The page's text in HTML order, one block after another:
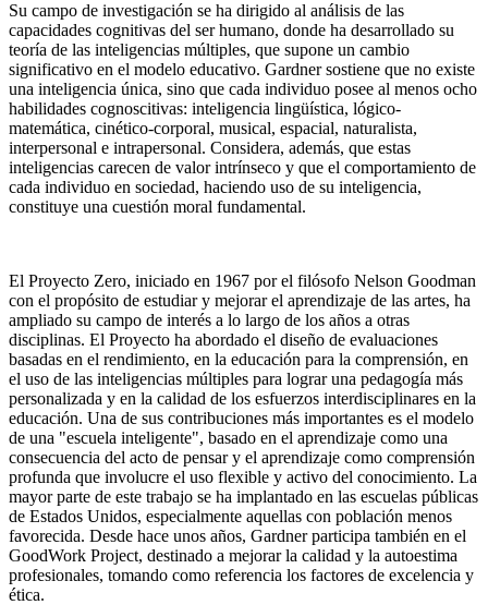
Su campo de investigación se ha dirigido al análisis de las
capacidades cognitivas del ser humano, donde ha desarrollado su
teoría de las inteligencias múltiples, que supone un cambio
significativo en el modelo educativo. Gardner sostiene que no existe
una inteligencia única, sino que cada individuo posee al menos ocho
habilidades cognoscitivas: inteligencia lingüística, lógico-
matemática, cinético-corporal, musical, espacial, naturalista,
interpersonal e intrapersonal. Considera, además, que estas
inteligencias carecen de valor intrínseco y que el comportamiento de
cada individuo en sociedad, haciendo uso de su inteligencia,
constituye una cuestión moral fundamental.
El Proyecto Zero, iniciado en 1967 por el filósofo Nelson Goodman
con el propósito de estudiar y mejorar el aprendizaje de las artes, ha
ampliado su campo de interés a lo largo de los años a otras
disciplinas. El Proyecto ha abordado el diseño de evaluaciones
basadas en el rendimiento, en la educación para la comprensión, en
el uso de las inteligencias múltiples para lograr una pedagogía más
personalizada y en la calidad de los esfuerzos interdisciplinares en la
educación. Una de sus contribuciones más importantes es el modelo
de una "escuela inteligente", basado en el aprendizaje como una
consecuencia del acto de pensar y el aprendizaje como comprensión
profunda que involucre el uso flexible y activo del conocimiento. La
mayor parte de este trabajo se ha implantado en las escuelas públicas
de Estados Unidos, especialmente aquellas con población menos
favorecida. Desde hace unos años, Gardner participa también en el
GoodWork Project, destinado a mejorar la calidad y la autoestima
profesionales, tomando como referencia los factores de excelencia y
ética.